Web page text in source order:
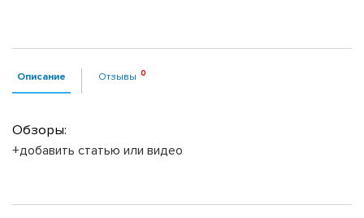
Описание Отзывы
Обзоры:
+добавить статью или видео